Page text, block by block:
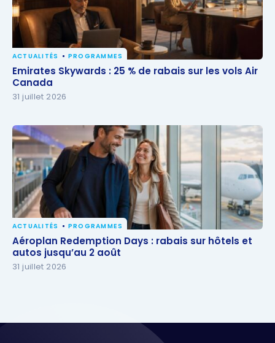
Emirates Skywards : 25 % de rabais sur les vols Air
Canada
ACTUALITÉS PROGRAMMES
Emirates Skywards : 25 % de rabais sur les vols Air
Canada
31 juillet 2026
Aéroplan Redemption Days : rabais sur hôtels et
autos jusqu’au 2 août
ACTUALITÉS PROGRAMMES
Aéroplan Redemption Days : rabais sur hôtels et
autos jusqu’au 2 août
31 juillet 2026